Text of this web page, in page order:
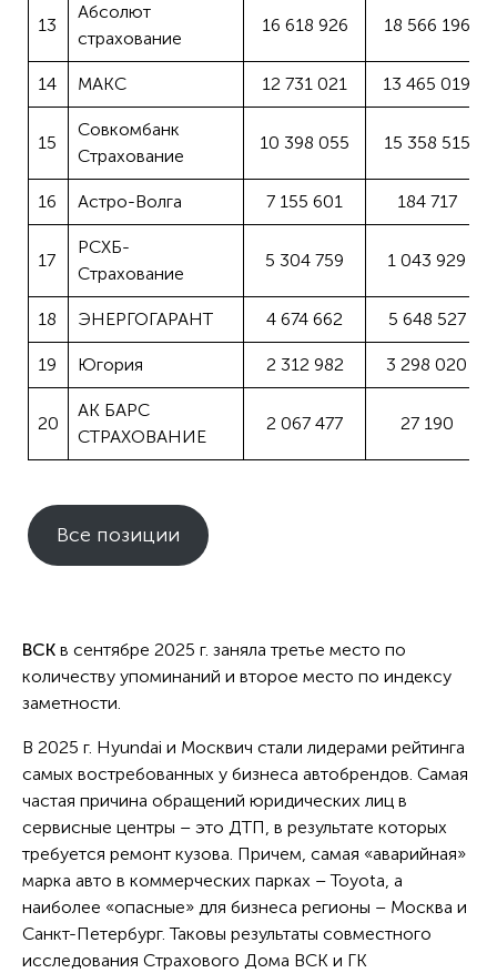
13
Абсолют
страхование
16 618 926 18 566 196
14 МАКС 12 731 021 13 465 019
15
Совкомбанк
Страхование
10 398 055 15 358 515
16 Астро-Волга 7 155 601 184 717
17
РСХБ-
Страхование
5 304 759 1 043 929
18 ЭНЕРГОГАРАНТ 4 674 662 5 648 527
19 Югория 2 312 982 3 298 020
20
АК БАРС
СТРАХОВАНИЕ
2 067 477 27 190
Все позиции
ВСК в сентябре 2025 г. заняла третье место по
количеству упоминаний и второе место по индексу
заметности.
В 2025 г. Hyundai и Москвич стали лидерами рейтинга
самых востребованных у бизнеса автобрендов. Самая
частая причина обращений юридических лиц в
сервисные центры – это ДТП, в результате которых
требуется ремонт кузова. Причем, самая «аварийная»
марка авто в коммерческих парках – Toyota, а
наиболее «опасные» для бизнеса регионы – Москва и
Санкт-Петербург. Таковы результаты совместного
исследования Страхового Дома ВСК и ГК